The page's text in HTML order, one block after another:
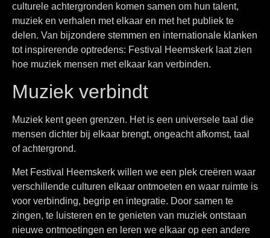
culturele achtergronden komen samen om hun talent,
muziek en verhalen met elkaar en met het publiek te
delen. Van bijzondere stemmen en internationale klanken
tot inspirerende optredens: Festival Heemskerk laat zien
hoe muziek mensen met elkaar kan verbinden.
Muziek verbindt
Muziek kent geen grenzen. Het is een universele taal die
mensen dichter bij elkaar brengt, ongeacht afkomst, taal
of achtergrond.
Met Festival Heemskerk willen we een plek creëren waar
verschillende culturen elkaar ontmoeten en waar ruimte is
voor verbinding, begrip en integratie. Door samen te
zingen, te luisteren en te genieten van muziek ontstaan
nieuwe ontmoetingen en leren we elkaar op een andere